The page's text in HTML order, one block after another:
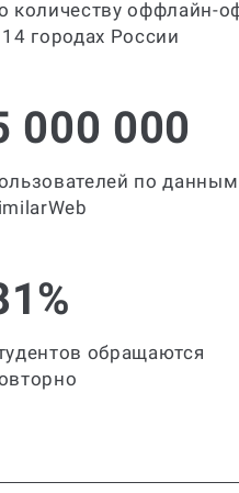
количеству оффлайн-
городах России
000 000
по данным
обращаются